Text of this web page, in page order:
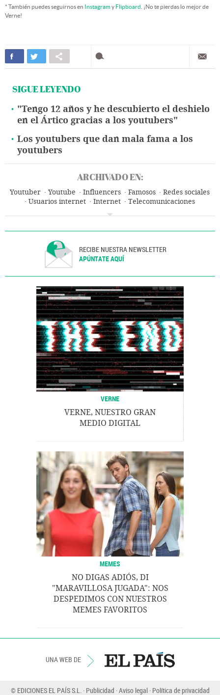
* También puedes seguirnos en Instagramy Flipboard . ¡No te pierdas lo mejor de
Verne!
SIGUE LEYENDO
"Tengo 12 años y he descubierto el deshielo
en el Ártico gracias a los youtubers"
Los youtubers que dan mala fama a los
youtubers
ARCHIVADO EN:
Youtuber Youtube Influencers Famosos
Redes sociales
Usuarios internet
Internet
Telecomunicaciones
RECIBE NUESTRA NEWSLETTER
APÚNTATE AQUÍ
VERNE
VERNE, NUESTRO GRAN
MEDIO DIGITAL
MEMES
NO DIGAS ADIÓS, DI
"MARAVILLOSA JUGADA": NOS
DESPEDIMOS CON NUESTROS
MEMES FAVORITOS
UNA WEB DE
© EDICIONES EL PAÍS S.L. Publicidad Aviso legal Política de privacidad